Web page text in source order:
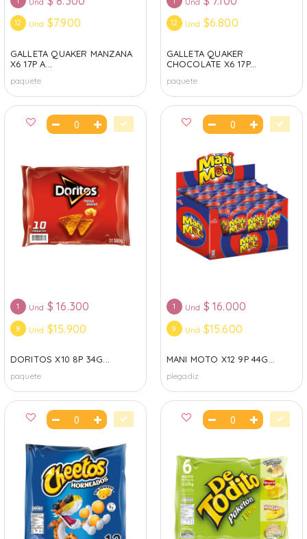
Und
12 Und $7.900
GALLETA QUAKER MANZANA
X6 17P A...
paquete
Und
12 Und $6.800
GALLETA QUAKER
CHOCOLATE X6 17P...
paquete
1 Und $ 16.300
8 Und $15.900
DORITOS X10 8P 34G...
paquete
1 Und $ 16.000
9 Und $15.600
MANI MOTO X12 9P 44G...
plegadiz